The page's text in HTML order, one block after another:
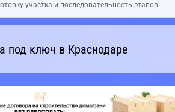
участка и последовательность этапов.
под ключ в Краснодаре